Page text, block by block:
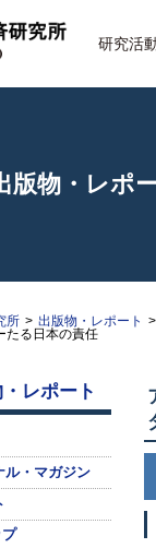
研究活
版物・レポ
所 > 出版物・レポート >
たる日本の責任
レポート
ル・マガジン
プ